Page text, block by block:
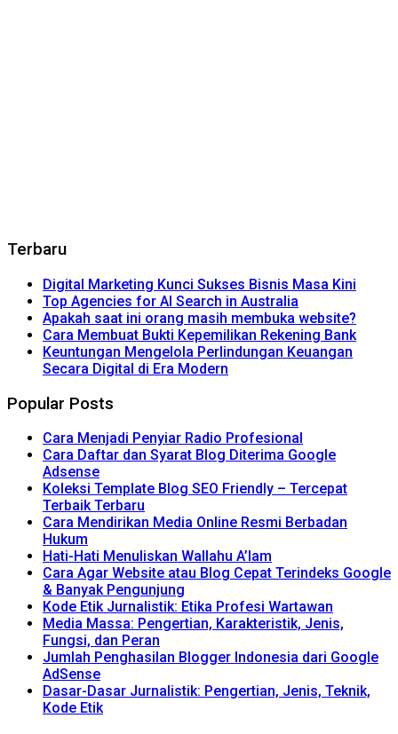
Terbaru
Digital Marketing Kunci Sukses Bisnis Masa Kini
Top Agencies for AI Search in Australia
Apakah saat ini orang masih membuka website?
Cara Membuat Bukti Kepemilikan Rekening Bank
Keuntungan Mengelola Perlindungan Keuangan
Secara Digital di Era Modern
Popular Posts
Cara Menjadi Penyiar Radio Profesional
Cara Daftar dan Syarat Blog Diterima Google
Adsense
Koleksi Template Blog SEO Friendly – Tercepat
Terbaik Terbaru
Cara Mendirikan Media Online Resmi Berbadan
Hukum
Hati-Hati Menuliskan Wallahu A’lam
Cara Agar Website atau Blog Cepat Terindeks Google
& Banyak Pengunjung
Kode Etik Jurnalistik: Etika Profesi Wartawan
Media Massa: Pengertian, Karakteristik, Jenis,
Fungsi, dan Peran
Jumlah Penghasilan Blogger Indonesia dari Google
AdSense
Dasar-Dasar Jurnalistik: Pengertian, Jenis, Teknik,
Kode Etik